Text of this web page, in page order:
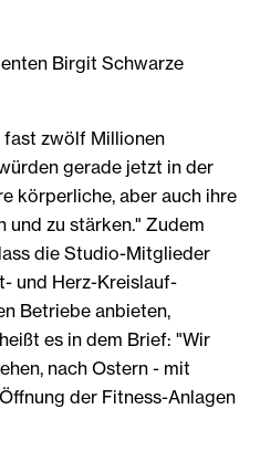
Birgit Schwarze
fast zwölf Millionen
gerade jetzt in der
körperliche, aber auch ihre
und zu stärken." Zudem
die Studio-Mitglieder
und Herz-Kreislauf-
Betriebe anbieten,
es in dem Brief: "Wir
nach Ostern - mit
der Fitness-Anlagen